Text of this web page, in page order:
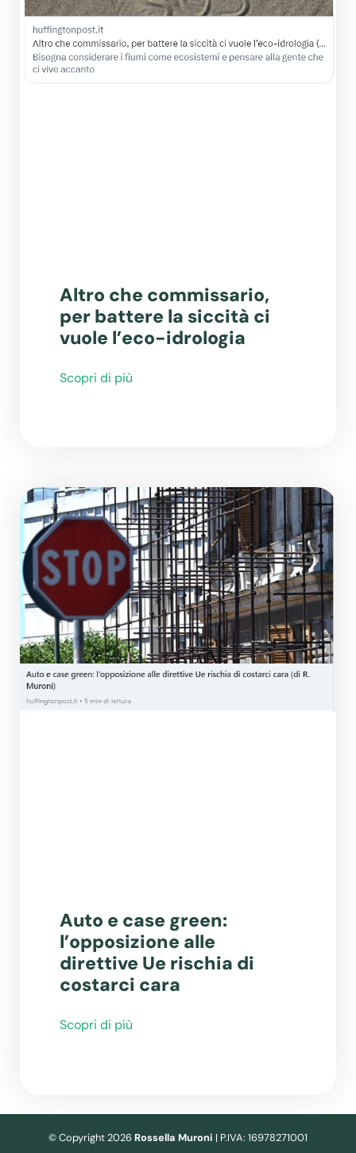
Altro che commissario,
per battere la siccità ci
vuole l’eco-idrologia
Scopri di più
Auto e case green:
l’opposizione alle
direttive Ue rischia di
costarci cara
Scopri di più
© Copyright 2026 Rossella Muroni | P.IVA: 16978271001